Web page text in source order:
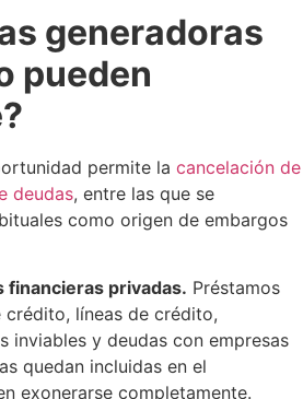
generadoras
pueden
permite la cancelación de
deudas, entre las que se
como origen de embargos
financieras privadas. Préstamos
crédito, líneas de crédito,
inviables y deudas con empresas
quedan incluidas en el
exonerarse completamente.